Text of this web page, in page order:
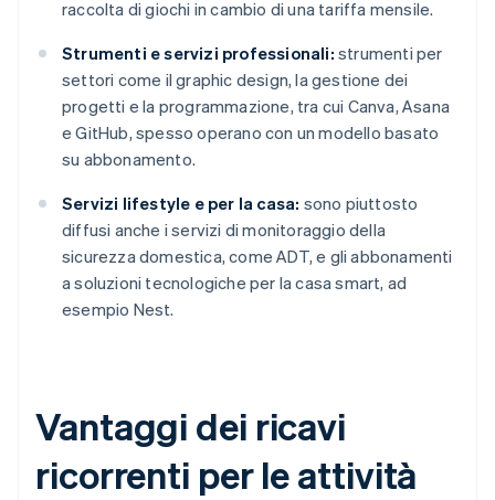
raccolta di giochi in cambio di una tariffa mensile.
Strumenti e servizi professionali: strumenti per
settori come il graphic design, la gestione dei
progetti e la programmazione, tra cui Canva, Asana
e GitHub, spesso operano con un modello basato
su abbonamento.
Servizi lifestyle e per la casa: sono piuttosto
diffusi anche i servizi di monitoraggio della
sicurezza domestica, come ADT, e gli abbonamenti
a soluzioni tecnologiche per la casa smart, ad
esempio Nest.
Vantaggi dei ricavi
ricorrenti per le attività